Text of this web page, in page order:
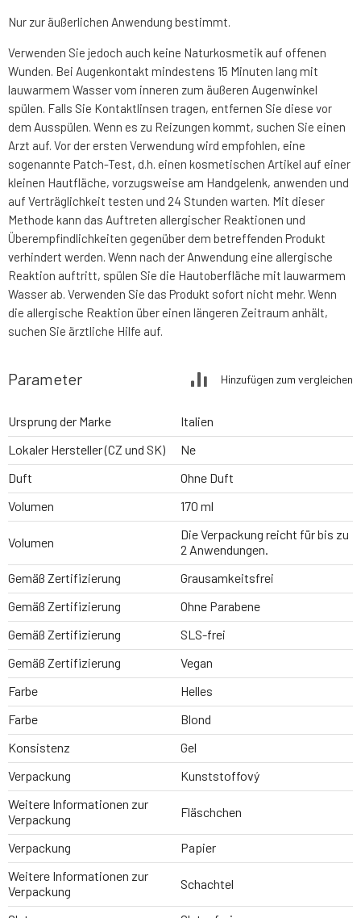
Nur zur äußerlichen Anwendung bestimmt.
Verwenden Sie jedoch auch keine Naturkosmetik auf offenen
Wunden. Bei Augenkontakt mindestens 15 Minuten lang mit
lauwarmem Wasser vom inneren zum äußeren Augenwinkel
spülen. Falls Sie Kontaktlinsen tragen, entfernen Sie diese vor
dem Ausspülen. Wenn es zu Reizungen kommt, suchen Sie einen
Arzt auf. Vor der ersten Verwendung wird empfohlen, eine
sogenannte Patch-Test, d.h. einen kosmetischen Artikel auf einer
kleinen Hautfläche, vorzugsweise am Handgelenk, anwenden und
auf Verträglichkeit testen und 24 Stunden warten. Mit dieser
Methode kann das Auftreten allergischer Reaktionen und
Überempfindlichkeiten gegenüber dem betreffenden Produkt
verhindert werden. Wenn nach der Anwendung eine allergische
Reaktion auftritt, spülen Sie die Hautoberfläche mit lauwarmem
Wasser ab. Verwenden Sie das Produkt sofort nicht mehr. Wenn
die allergische Reaktion über einen längeren Zeitraum anhält,
suchen Sie ärztliche Hilfe auf.
Parameter Hinzufügen zum vergleichen
Ursprung der Marke
Italien
Lokaler Hersteller (CZ und SK)
Ne
Duft
Ohne Duft
Volumen
170 ml
Volumen
Die Verpackung reicht für bis zu
2 Anwendungen.
Gemäß Zertifizierung
Grausamkeitsfrei
Gemäß Zertifizierung
Ohne Parabene
Gemäß Zertifizierung
SLS-frei
Gemäß Zertifizierung
Vegan
Farbe
Helles
Farbe
Blond
Konsistenz
Gel
Verpackung
Kunststoffový
Weitere Informationen zur
Verpackung
Fläschchen
Verpackung
Papier
Weitere Informationen zur
Verpackung
Schachtel